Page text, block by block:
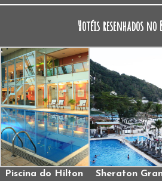
Hotéis resenhados no
Piscina do Hilton
Sheraton